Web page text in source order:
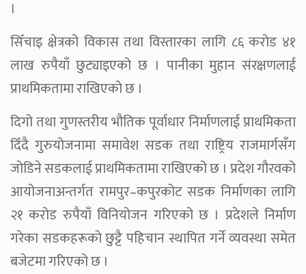
।
सिँचाइ क्षेत्रको विकास तथा विस्तारका लागि ८६ करोड ४१
लाख रुपैयाँ छुट्याइएको छ । पानीका मुहान संरक्षणलाई
प्राथमिकतामा राखिएको छ ।
दिगो तथा गुणस्तरीय भौतिक पूर्वाधार निर्माणलाई प्राथमिकता
दिँदै गुरुयोजनामा समावेश सडक तथा राष्ट्रिय राजमार्गसँग
जोडिने सडकलाई प्राथमिकतामा राखिएको छ । प्रदेश गौरवको
आयोजनाअन्तर्गत रामपुर–कपुरकोट सडक निर्माणका लागि
२१ करोड रुपैयाँ विनियोजन गरिएको छ । प्रदेशले निर्माण
गरेका सडकहरूको छुट्टै पहिचान स्थापित गर्ने व्यवस्था समेत
बजेटमा गरिएको छ ।